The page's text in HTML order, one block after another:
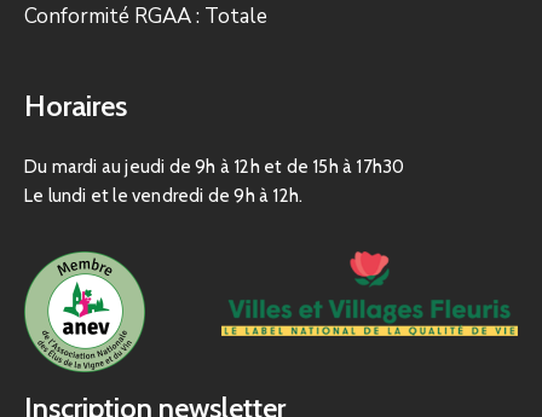
Conformité RGAA : Totale
Horaires
Du mardi au jeudi de 9h à 12h et de 15h à 17h30
Le lundi et le vendredi de 9h à 12h.
Inscription newsletter